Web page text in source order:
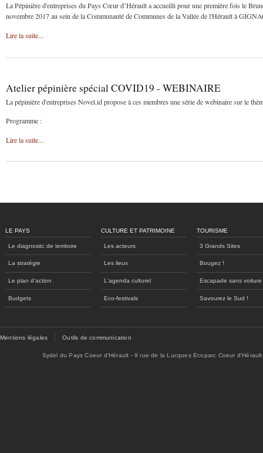
La Pépinière d'entreprises du Pays Cœur d’Hérault a accueilli pour une première fois le
novembre 2017 au sein de la Communauté de Communes de la Vallée de l'Hérault à
Lire la suite...
Atelier pépinière spécial COVID19 - WEBINAIRE
La pépinière d'entreprises Novel.id propose à ces membres une série de webinaire sur le
Programme :
Lire la suite...
LE PAYS
Le diagnositc de territoire
La stratégie
Le plan d'action
Budgets
CULTURE ET PATRIMOINE
Les acteurs
Les lieux
L'agenda culturel
Eco-festivals
TOURISME
3 Grands Sites
Bougez !
Escapade sans voiture
Savourez le Sud !
Mentions légales Outils de communication
Sydel du Pays Coeur d'Hérault - 9 rue de la Lucques Ecoparc Coeur